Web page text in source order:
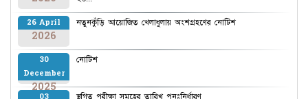
26 April
2026
নতুনকুঁড়ি আয়োজিত খেলাধুলায় অংশগ্রহণের নোটিশ
30
December
2025
নোটিশ
03